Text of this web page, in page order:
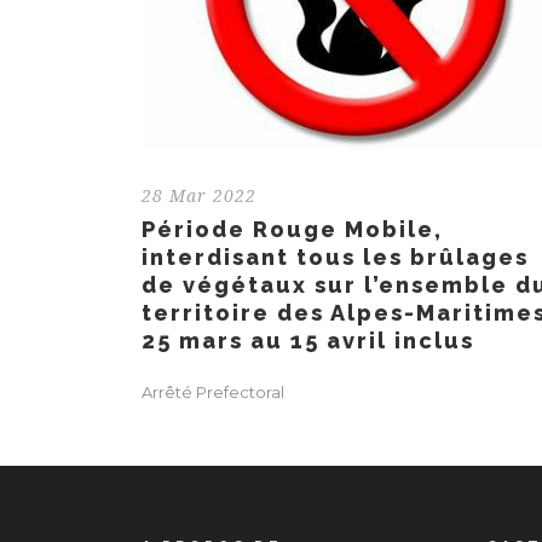
28 Mar 2022
Période Rouge Mobile,
interdisant tous les brûlages
de végétaux sur l’ensemble
territoire des Alpes-
25 mars au 15 avril inclus
Arrêté Prefectoral